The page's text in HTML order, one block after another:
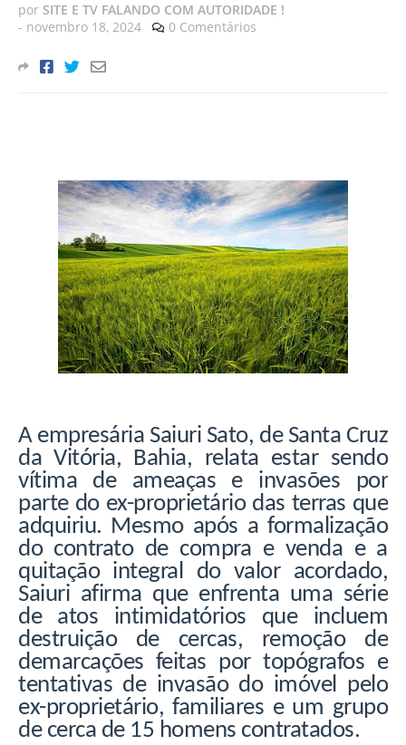
por SITE E TV FALANDO COM AUTORIDADE !
- novembro 18, 2024 0 Comentários
A empresária Saiuri Sato, de Santa Cruz
da Vitória, Bahia, relata estar sendo
vítima de ameaças e invasões por
parte do ex-proprietário das terras que
adquiriu. Mesmo após a formalização
do contrato de compra e venda e a
quitação integral do valor acordado,
Saiuri afirma que enfrenta uma série
de atos intimidatórios que incluem
destruição de cercas, remoção de
demarcações feitas por topógrafos e
tentativas de invasão do imóvel pelo
ex-proprietário, familiares e um grupo
de cerca de 15 homens contratados.